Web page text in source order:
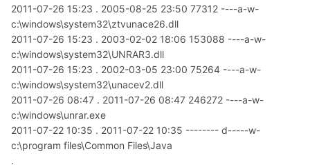
2011-07-26 15:23 . 2005-08-25 23:50 77312 ----a-w-
c:\windows\system32\ztvunace26.dll
2011-07-26 15:23 . 2003-02-02 18:06 153088 ----a-w-
c:\windows\system32\UNRAR3.dll
2011-07-26 15:23 . 2002-03-05 23:00 75264 ----a-w-
c:\windows\system32\unacev2.dll
2011-07-26 08:47 . 2011-07-26 08:47 246272 ----a-w-
c:\windows\unrar.exe
2011-07-22 10:35 . 2011-07-22 10:35 -------- d-----w-
c:\program files\Common Files\Java
.